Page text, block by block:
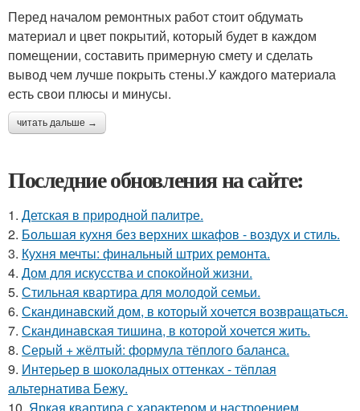
Перед началом ремонтных работ стоит обдумать
материал и цвет покрытий, который будет в каждом
помещении, составить примерную смету и сделать
вывод чем лучше покрыть стены.У каждого материала
есть свои плюсы и минусы.
читать дальше →
Последние обновления на сайте:
1. Детская в природной палитре.
2. Большая кухня без верхних шкафов - воздух и стиль.
3. Кухня мечты: финальный штрих ремонта.
4. Дом для искусства и спокойной жизни.
5. Стильная квартира для молодой семьи.
6. Скандинавский дом, в который хочется возвращаться.
7. Скандинавская тишина, в которой хочется жить.
8. Серый + жёлтый: формула тёплого баланса.
9. Интерьер в шоколадных оттенках - тёплая
альтернатива Бежу.